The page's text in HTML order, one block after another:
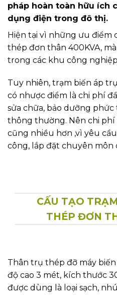
pháp hoàn toàn hữu ích
dụng điện trong đô thị.
Hiện tại vì những ưu điểm
thép đơn thân 400KVA,
trong các khu công
Tuy nhiên, trạm biến áp
có nhược điểm là chi phí
sửa chữa, bảo dưỡng
thông thường. Nên chi phí
cũng nhiều hơn ,vì yêu
công, lắp đặt chuyên môn
CẤU TẠO
THÉP ĐƠN
Thân trụ thép đỡ máy
độ cao 3 mét, kích thước
được dùng là loại sạch,